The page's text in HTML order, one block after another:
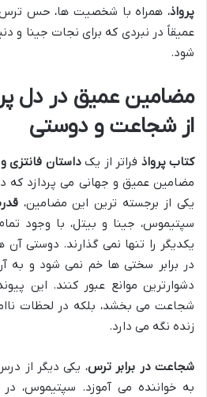
پرواذ، همراه با شخصیت ها، حس ترس
عمیقاً در نبردی که برای نجات جینا و
شود.
مضامین عمیق در دل
از شجاعت و دوستی
کتاب پرواذ فراتر از یکداستان فانتزی
مضامین عمیق و جهانی می پردازد که
یکی از برجسته ترین این مضامین،
سپتیموس، جینا و بیتل، با وجود
یکدیگر را تنها نمی گذارند. دوستی
در برابر سختی ها خم نمی شود و به
دشوارترین موانع عبور کنند. این
شجاعت می بخشد، بلکه در لحظات
زنده نگه می دارد.
شجاعت در برابر ترس، یکی دیگر از
به خواننده می آموزد. سپتیموس،